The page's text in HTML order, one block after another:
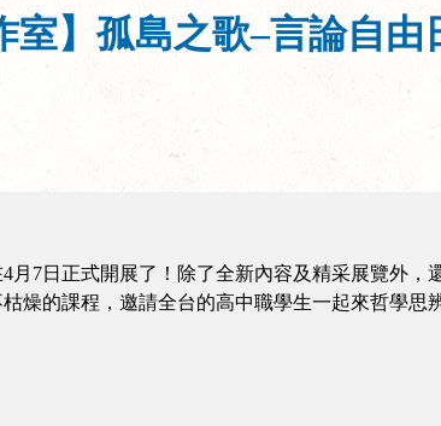
室】孤島之歌–言論自
月7日正式開展了！除了全新內容及精采展覽外
燥的課程，邀請全台的高中職學生一起來哲學